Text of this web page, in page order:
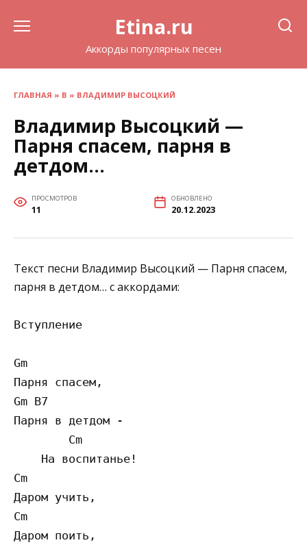
Etina.ru
Аккорды популярных песен
ГЛАВНАЯ » В » ВЛАДИМИР ВЫСОЦКИЙ
Владимир Высоцкий —
Парня спасем, парня в
детдом…
ПРОСМОТРОВ
11
ОБНОВЛЕНО
20.12.2023
Текст песни Владимир Высоцкий — Парня спасем,
парня в детдом… с аккордами:
Вступление
Gm
Парня спасем,
Gm B7
Парня в детдом -
        Cm
    На воспитанье!
Cm
Даром учить,
Cm
Даром поить,